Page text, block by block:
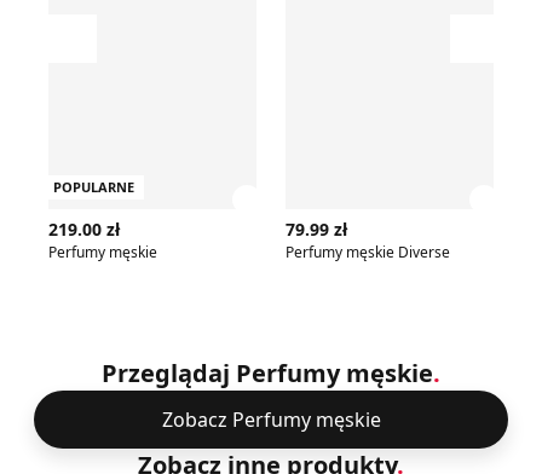
POPULARNE
219.00 zł
Perfumy męskie
79.99 zł
Perfumy męskie Diverse
Przeglądaj Perfumy męskie.
Zobacz Perfumy męskie
Zobacz inne produkty.